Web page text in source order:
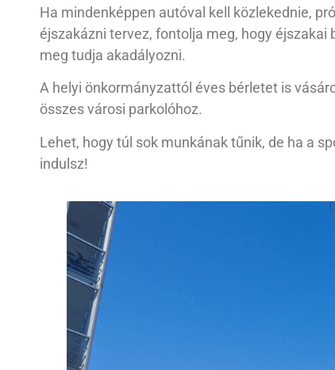
Ha mindenképpen autóval kell közlekednie,
éjszakázni tervez, fontolja meg, hogy
meg tudja akadályozni.
A helyi önkormányzattól éves bérletet is
összes városi parkolóhoz.
Lehet, hogy túl sok munkának tűnik, de ha a
indulsz!